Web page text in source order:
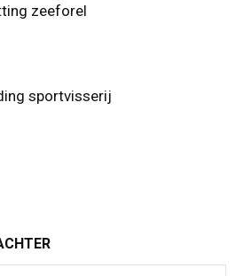
zeeforel
sportvisserij